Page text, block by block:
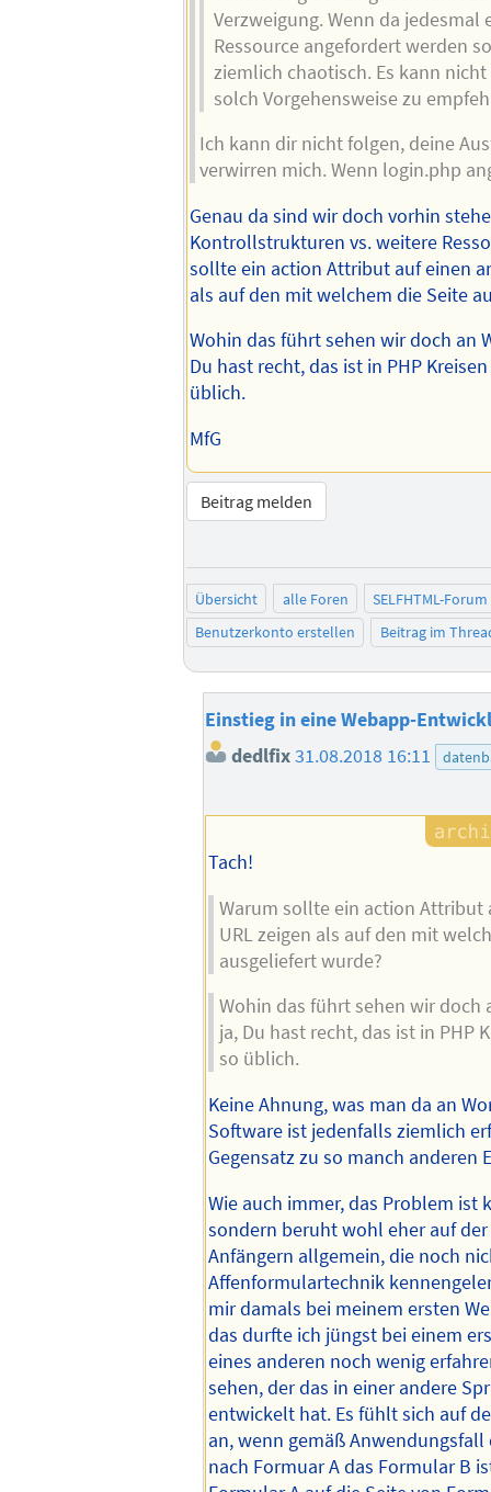
Verzweigung. Wenn da jedesmal
Ressource angefordert werden
ziemlich chaotisch. Es kann nicht
solch Vorgehensweise zu
Ich kann dir nicht folgen, deine
verwirren mich. Wenn login.php
Genau da sind wir doch vorhin
Kontrollstrukturen vs. weitere
sollte ein action Attribut auf einen
als auf den mit welchem die Seite
Wohin das führt sehen wir doch an
Du hast recht, das ist in PHP
üblich.
MfG
Beitrag melden
Übersicht alle Foren
SELFHTML-Forum
Benutzerkonto erstellen
Beitrag im
Einstieg in eine Webapp-
dedlfix 31.08.2018 16:11
Tach!
Warum sollte ein action Attribut
URL zeigen als auf den mit
ausgeliefert wurde?
Wohin das führt sehen wir doch
ja, Du hast recht, das ist in PHP
so üblich.
Keine Ahnung, was man da an
Software ist jedenfalls ziemlich
Gegensatz zu so manch anderen
Wie auch immer, das Problem ist
sondern beruht wohl eher auf
Anfängern allgemein, die noch
Affenformulartechnik
mir damals bei meinem ersten
das durfte ich jüngst bei einem
eines anderen noch wenig
sehen, der das in einer andere
entwickelt hat. Es fühlt sich auf
an, wenn gemäß
nach Formuar A das Formular B